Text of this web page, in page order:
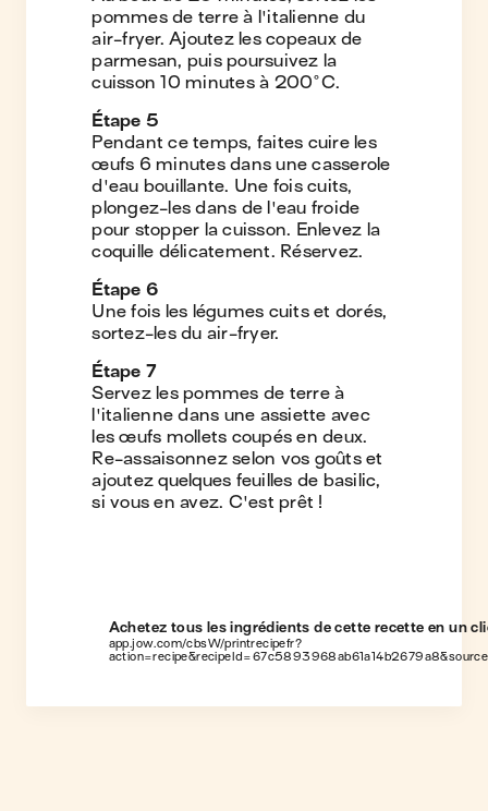
pommes de terre à l'italienne du
air-fryer. Ajoutez les copeaux de
parmesan, puis poursuivez la
cuisson 10 minutes à 200°C.
Étape 5
Pendant ce temps, faites cuire les
œufs 6 minutes dans une casserole
d'eau bouillante. Une fois cuits,
plongez-les dans de l'eau froide
pour stopper la cuisson. Enlevez la
coquille délicatement. Réservez.
Étape 6
Une fois les légumes cuits et dorés,
sortez-les du air-fryer.
Étape 7
Servez les pommes de terre à
l'italienne dans une assiette avec
les œufs mollets coupés en deux.
Re-assaisonnez selon vos goûts et
ajoutez quelques feuilles de basilic,
si vous en avez. C'est prêt !
Achetez tous les ingrédients de cette recette en un
app.jow.com/cbsW/printrecipefr?